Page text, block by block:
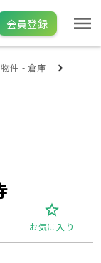
会員登録
件 - 倉庫
お気に入り